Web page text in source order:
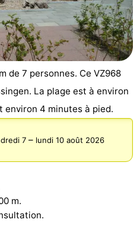
de 7 personnes. Ce VZ968
La plage est à environ
environ 4 minutes à pied.
vendredi 7 – lundi 10 août 2026
m.